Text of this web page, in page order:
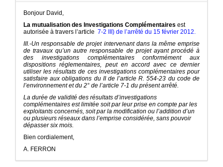
Bonjour David,
La mutualisation des Investigations Complémentaires est
autorisée à travers l’article 7-2 III) de l’arrêté du 15 février 2012.
III.-Un responsable de projet intervenant dans la même emprise
de travaux qu’un autre responsable de projet ayant procédé à
des investigations complémentaires conformément aux
dispositions réglementaires, peut en accord avec ce dernier
utiliser les résultats de ces investigations complémentaires pour
satisfaire aux obligations du II de l’article R. 554-23 du code de
l’environnement et du 2° de l’article 7-1 du présent arrêté.
La durée de validité des résultats d’investigations
complémentaires est limitée soit par leur prise en compte par les
exploitants concernés, soit par la modification ou l’addition d’un
ou plusieurs réseaux dans l’emprise considérée, sans pouvoir
dépasser six mois.
Bien cordialement,
A. FERRON